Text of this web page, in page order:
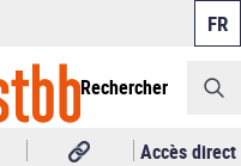
Rechercher
Accès direct